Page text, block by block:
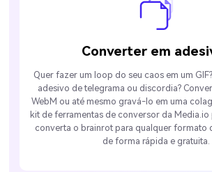
Converter em
Quer fazer um loop do seu caos em um
adesivo de telegrama ou discordia?
WebM ou até mesmo gravá-lo em uma
kit de ferramentas de conversor da
converta o brainrot para qualquer formato
de forma rápida e gratuita.